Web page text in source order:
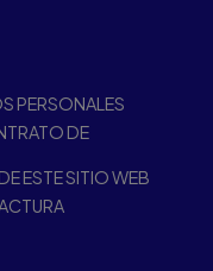
PERSONALES
DE
ESTE SITIO WEB